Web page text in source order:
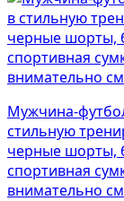
Мужчина-
стильную
черные шорты,
спортивная
внимательно